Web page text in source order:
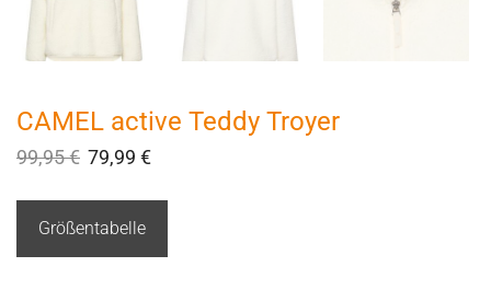
CAMEL active Teddy Troyer
99,95€ 79,99 €
Größentabelle